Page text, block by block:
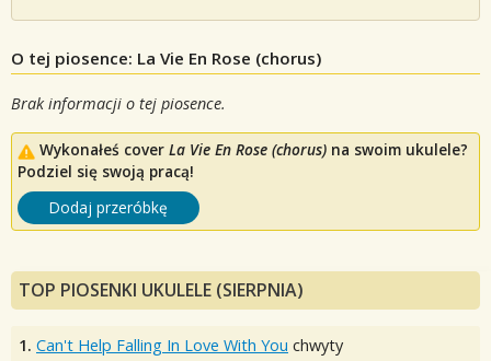
O tej piosence: La Vie En Rose (chorus)
Brak informacji o tej piosence.
Wykonałeś cover La Vie En Rose (chorus) na swoim ukulele?
Podziel się swoją pracą!
Dodaj przeróbkę
TOP PIOSENKI UKULELE (SIERPNIA)
1. Can't Help Falling In Love With You chwyty